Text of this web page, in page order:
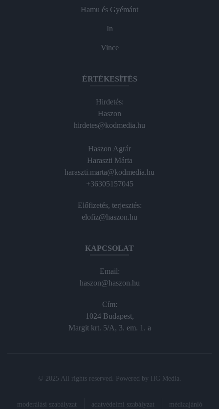
Hamu és Gyémánt
In
Vince
ÉRTÉKESÍTÉS
Hirdetés:
Haszon
hirdetes@kodmedia.hu
Haszon Agrár
Haraszti Márta
haraszti.marta@kodmedia.hu
+36305157045
Előfizetés, terjesztés:
elofiz@haszon.hu
KAPCSOLAT
Email:
haszon@haszon.hu
Cím:
1024 Budapest,
Margit krt. 5/A, 3. em. 1. a
© 2025 All rights reserved. Powered by HG Media
moderálási szabályzat adatvédelmi szabályzat médiaajánló